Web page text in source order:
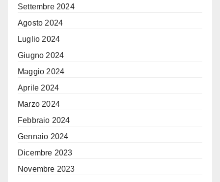
Settembre 2024
Agosto 2024
Luglio 2024
Giugno 2024
Maggio 2024
Aprile 2024
Marzo 2024
Febbraio 2024
Gennaio 2024
Dicembre 2023
Novembre 2023